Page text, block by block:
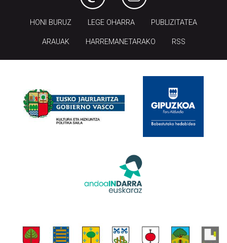
HONI BURUZ LEGE OHARRA PUBLIZITATEA
ARAUAK HARREMANETARAKO RSS